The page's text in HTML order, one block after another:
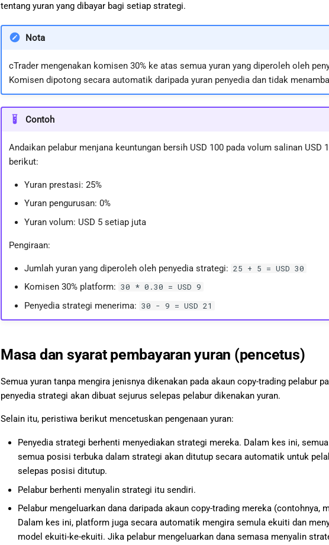
tentang yuran yang dibayar bagi setiap strategi.
Nota
cTrader mengenakan komisen 30% ke atas semua yuran yang diperoleh oleh
Komisen dipotong secara automatik daripada yuran penyedia dan tidak
Contoh
Andaikan pelabur menjana keuntungan bersih USD 100 pada volum salinan
berikut:
Yuran prestasi: 25%
Yuran pengurusan: 0%
Yuran volum: USD 5 setiap juta
Pengiraan:
Jumlah yuran yang diperoleh oleh penyedia strategi: 25 + 5 = USD 30
Komisen 30% platform: 30 * 0.30 = USD 9
Penyedia strategi menerima: 30 - 9 = USD 21
Masa dan syarat pembayaran yuran (pencetus)
Semua yuran tanpa mengira jenisnya dikenakan pada akaun copy-trading pelabur
penyedia strategi akan dibuat sejurus selepas pelabur dikenakan yuran.
Selain itu, peristiwa berikut mencetuskan pengenaan yuran:
Penyedia strategi berhenti menyediakan strategi mereka. Dalam kes ini,
semua posisi terbuka dalam strategi akan ditutup secara automatik untuk
selepas posisi ditutup.
Pelabur berhenti menyalin strategi itu sendiri.
Pelabur mengeluarkan dana daripada akaun copy-trading mereka (contohnya,
Dalam kes ini, platform juga secara automatik mengira semula ekuiti dan
model ekuiti-ke-ekuiti. Jika pelabur mengeluarkan dana semasa menyalin